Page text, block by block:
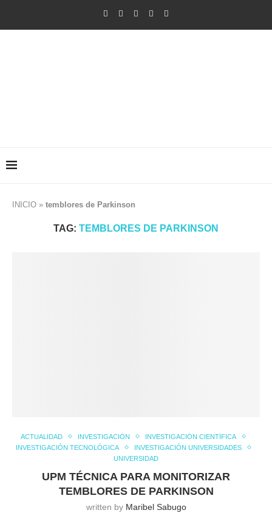
INICIO » temblores de Parkinson
TAG: TEMBLORES DE PARKINSON
ACTUALIDAD INVESTIGACIÓN
INVESTIGACIÓN CIENTÍFICA
INVESTIGACIÓN TECNOLÓGICA
INVESTIGACIÓN UNIVERSIDADES
UNIVERSIDAD
UPM TÉCNICA PARA MONITORIZAR
TEMBLORES DE PARKINSON
written by Maribel Sabugo